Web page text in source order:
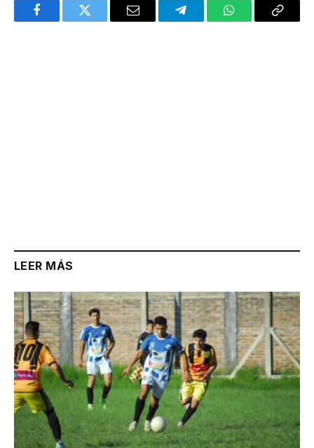
FacebookTwitter Email TelegramWhatsAppCopy
LEER MÁS